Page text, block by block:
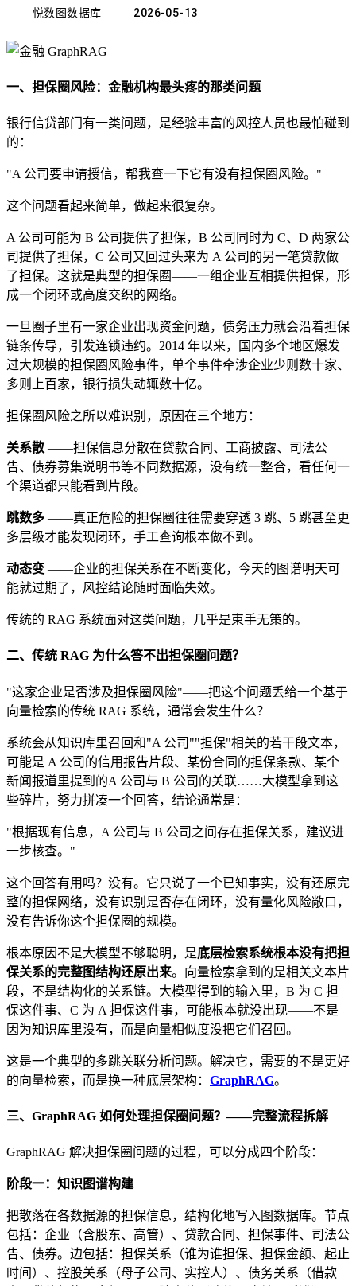
悦数图数据库 2026-05-13
一、担保圈风险：金融机构最头疼的那类问题
银行信贷部门有一类问题，是经验丰富的风控人员也最怕碰到
的：
"A 公司要申请授信，帮我查一下它有没有担保圈风险。"
这个问题看起来简单，做起来很复杂。
A 公司可能为 B 公司提供了担保，B 公司同时为 C、D 两家公
司提供了担保，C 公司又回过头来为 A 公司的另一笔贷款做
了担保。这就是典型的担保圈——一组企业互相提供担保，形
成一个闭环或高度交织的网络。
一旦圈子里有一家企业出现资金问题，债务压力就会沿着担保
链条传导，引发连锁违约。2014 年以来，国内多个地区爆发
过大规模的担保圈风险事件，单个事件牵涉企业少则数十家、
多则上百家，银行损失动辄数十亿。
担保圈风险之所以难识别，原因在三个地方：
关系散 ——担保信息分散在贷款合同、工商披露、司法公
告、债券募集说明书等不同数据源，没有统一整合，看任何一
个渠道都只能看到片段。
跳数多 ——真正危险的担保圈往往需要穿透 3 跳、5 跳甚至更
多层级才能发现闭环，手工查询根本做不到。
动态变 ——企业的担保关系在不断变化，今天的图谱明天可
能就过期了，风控结论随时面临失效。
传统的 RAG 系统面对这类问题，几乎是束手无策的。
二、传统 RAG 为什么答不出担保圈问题？
"这家企业是否涉及担保圈风险"——把这个问题丢给一个基于
向量检索的传统 RAG 系统，通常会发生什么？
系统会从知识库里召回和"A 公司""担保"相关的若干段文本，
可能是 A 公司的信用报告片段、某份合同的担保条款、某个
新闻报道里提到的A 公司与 B 公司的关联……大模型拿到这
些碎片，努力拼凑一个回答，结论通常是：
"根据现有信息，A 公司与 B 公司之间存在担保关系，建议进
一步核查。"
这个回答有用吗？没有。它只说了一个已知事实，没有还原完
整的担保网络，没有识别是否存在闭环，没有量化风险敞口，
没有告诉你这个担保圈的规模。
根本原因不是大模型不够聪明，是底层检索系统根本没有把担
保关系的完整图结构还原出来。向量检索拿到的是相关文本片
段，不是结构化的关系链。大模型得到的输入里，B 为 C 担
保这件事、C 为 A 担保这件事，可能根本就没出现——不是
因为知识库里没有，而是向量相似度没把它们召回。
这是一个典型的多跳关联分析问题。解决它，需要的不是更好
的向量检索，而是换一种底层架构： GraphRAG。
三、GraphRAG 如何处理担保圈问题？——完整流程拆解
GraphRAG 解决担保圈问题的过程，可以分成四个阶段：
阶段一：知识图谱构建
把散落在各数据源的担保信息，结构化地写入图数据库。节点
包括：企业（含股东、高管）、贷款合同、担保事件、司法公
告、债券。边包括：担保关系（谁为谁担保、担保金额、起止
时间）、控股关系（母子公司、实控人）、债务关系（借款